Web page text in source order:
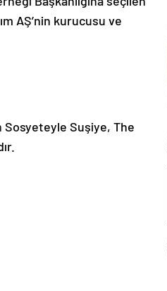
AŞ’nin kurucusu ve
Sosyeteyle Suşiye, The